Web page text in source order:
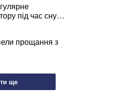
під час сну
на ваше
прощання з
ще